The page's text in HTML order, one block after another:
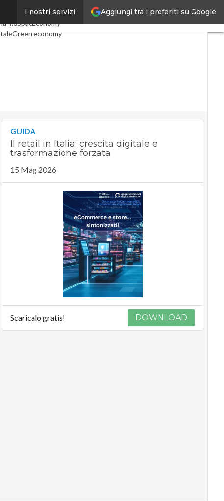
Aggiungi tra i preferiti su Google
I nostri servizi
Digital EconomyTelco
4.0SpacEconomy
Green economy
GUIDA
Il retail in Italia: crescita digitale e
trasformazione forzata
15 Mag 2026
Scaricalo gratis! DOWNLOAD